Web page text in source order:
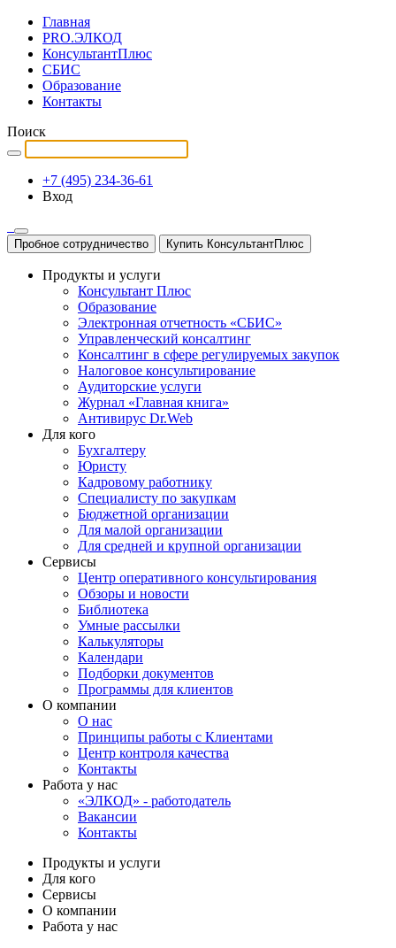
Главная
PRO.ЭЛКОД
КонсультантПлюс
СБИС
Образование
Контакты
Поиск
+7 (495) 234-36-61
Вход
Пробное сотрудничество Купить КонсультантПлюс
Продукты и услуги
Консультант Плюс
Образование
Электронная отчетность «СБИС»
Управленческий консалтинг
Консалтинг в сфере регулируемых закупок
Налоговое консультирование
Аудиторские услуги
Журнал «Главная книга»
Антивирус Dr.Web
Для кого
Бухгалтеру
Юристу
Кадровому работнику
Специалисту по закупкам
Бюджетной организации
Для малой организации
Для средней и крупной организации
Сервисы
Центр оперативного консультирования
Обзоры и новости
Библиотека
Умные рассылки
Калькуляторы
Календари
Подборки документов
Программы для клиентов
О компании
О нас
Принципы работы с Клиентами
Центр контроля качества
Контакты
Работа у нас
«ЭЛКОД» - работодатель
Вакансии
Контакты
Продукты и услуги
Для кого
Сервисы
О компании
Работа у нас